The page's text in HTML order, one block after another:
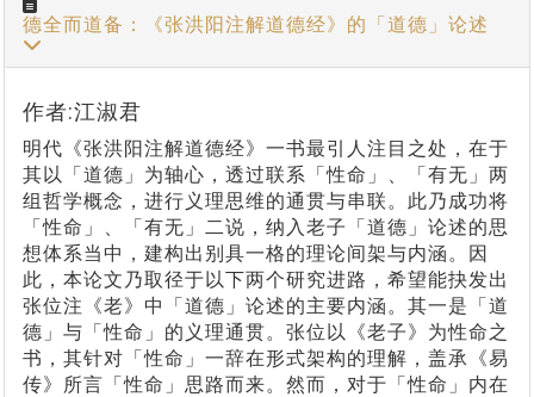
德全而道备：《张洪阳注解道德经》的「道德」论述
作者:江淑君
明代《张洪阳注解道德经》一书最引人注目之处，在于
其以「道德」为轴心，透过联系「性命」、「有无」两
组哲学概念，进行义理思维的通贯与串联。此乃成功将
「性命」、「有无」二说，纳入老子「道德」论述的思
想体系当中，建构出别具一格的理论间架与内涵。因
此，本论文乃取径于以下两个研究进路，希望能抉发出
张位注《老》中「道德」论述的主要内涵。其一是「道
德」与「性命」的义理通贯。张位以《老子》为性命之
书，其针对「性命」一辞在形式架构的理解，盖承《易
传》所言「性命」思路而来。然而，对于「性命」内在